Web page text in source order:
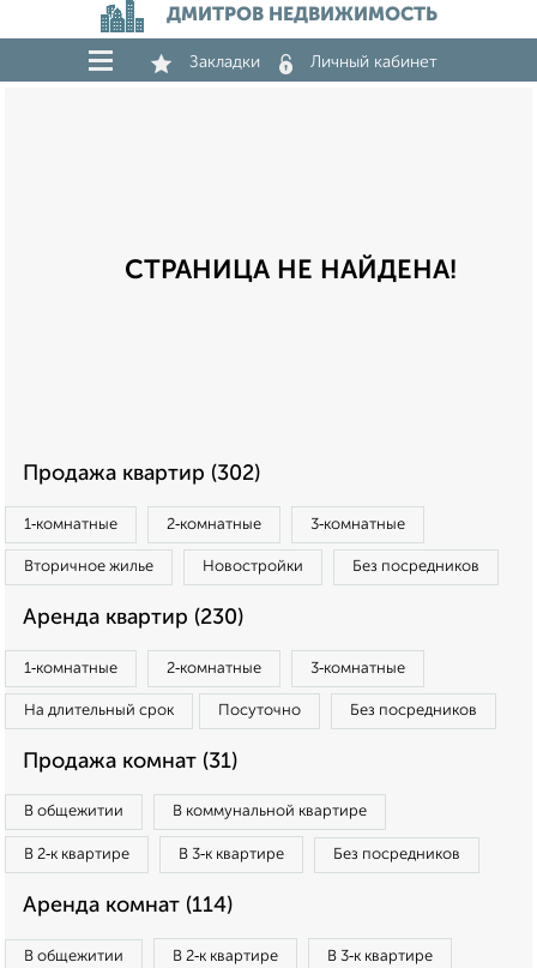
ДМИТРОВ НЕДВИЖИМОСТЬ
Закладки Личный кабинет
СТРАНИЦА НЕ НАЙДЕНА!
Продажа квартир (302)
1‑комнатные 2‑комнатные 3‑комнатные
Вторичное жилье Новостройки Без посредников
Аренда квартир (230)
1‑комнатные 2‑комнатные 3‑комнатные
На длительный срок Посуточно Без посредников
Продажа комнат (31)
В общежитии В коммунальной квартире
В 2‑к квартире В 3‑к квартире Без посредников
Аренда комнат (114)
В общежитии В 2‑к квартире В 3‑к квартире